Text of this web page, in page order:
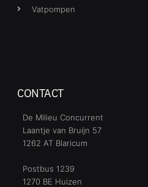
Vatpompen
CONTACT
De Milieu Concurrent
Laantje van Bruijn 57
1262 AT Blaricum
Postbus 1239
1270 BE Huizen